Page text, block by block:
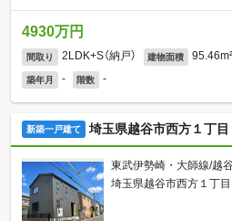
4930万円
間取り 2LDK+S（納戸） 建物面積 95.46m²
築年月 - 階数 -
新築一戸建て 埼玉県越谷市西方１丁目
東武伊勢崎・大師線/越
埼玉県越谷市西方１丁目